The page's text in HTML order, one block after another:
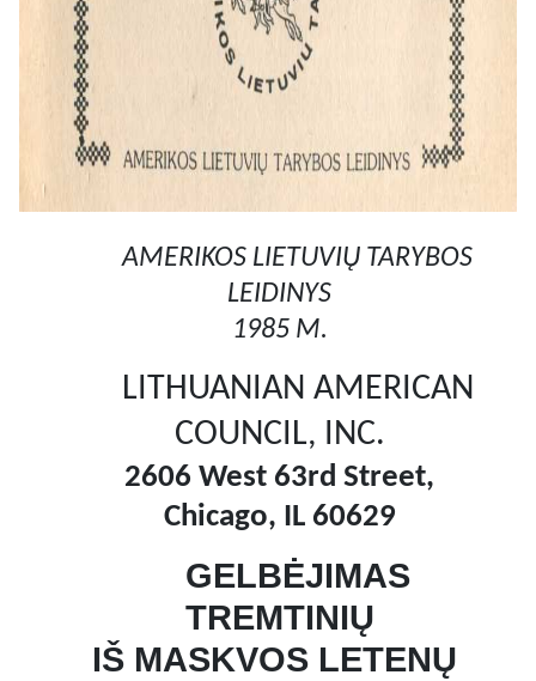
AMERIKOS LIETUVIŲ TARYBOS
LEIDINYS
1985 M.
LITHUANIAN AMERICAN
COUNCIL, INC.
2606 West 63rd Street,
Chicago, IL 60629
GELBĖJIMAS
TREMTINIŲ
IŠ MASKVOS LETENŲ